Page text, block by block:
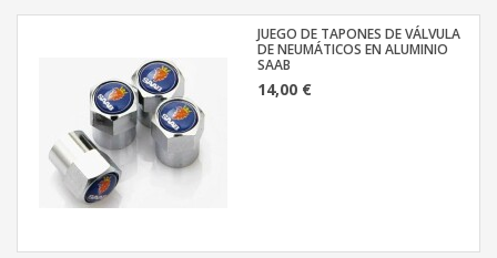
JUEGO DE TAPONES DE VÁLVULA
DE NEUMÁTICOS EN ALUMINIO
SAAB
14,00 €